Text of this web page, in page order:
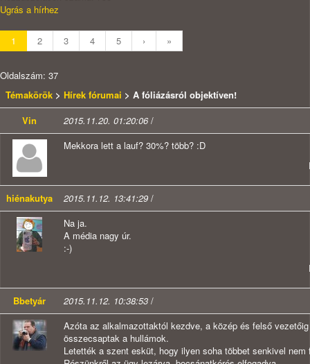
Ugrás a hírhez
1 2 3 4 5 › »
Oldalszám: 37
Témakörök > Hírek fórumai > A fóliázásról objektíven!
Vin
2015.11.20. 01:20:06/
Mekkora lett a lauf? 30%? több? :D
hiénakutya 2015.11.12. 13:41:29 /
Na ja.
A média nagy úr.
:-)
Bbetyár 2015.11.12. 10:38:53 /
Azóta az alkalmazottaktól kezdve, a közép és felső
összecsaptak a hullámok.
Letették a szent esküt, hogy ilyen soha többet senkivel nem